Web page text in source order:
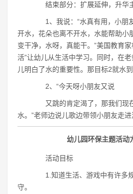
结束部分：扩展延伸，升华主
1、我说：“水真有用，小朋
开水，花朵也离不开水，水能帮助小
变干净，水呀，真能干。”美国教育
活”让幼儿从生活中学习。同时，在
儿明白了水的重要性。那目标2就水到
2、“今天呀小朋友又说
又跳的肯定渴了，那我们现
水。”老师边说儿歌边带领小朋友走进
幼儿园环保主题活动
活动目标
1.知道生活、游戏中有许多
守。